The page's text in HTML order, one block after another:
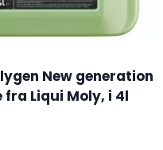
New generation
Liqui Moly, i 4l